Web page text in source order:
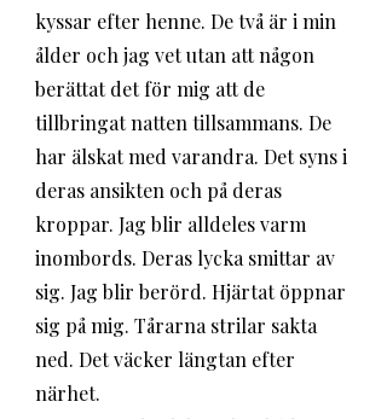
kyssar efter henne. De två är i min
ålder och jag vet utan att någon
berättat det för mig att de
tillbringat natten tillsammans. De
har älskat med varandra. Det syns i
deras ansikten och på deras
kroppar. Jag blir alldeles varm
inombords. Deras lycka smittar av
sig. Jag blir berörd. Hjärtat öppnar
sig på mig. Tårarna strilar sakta
ned. Det väcker längtan efter
närhet.